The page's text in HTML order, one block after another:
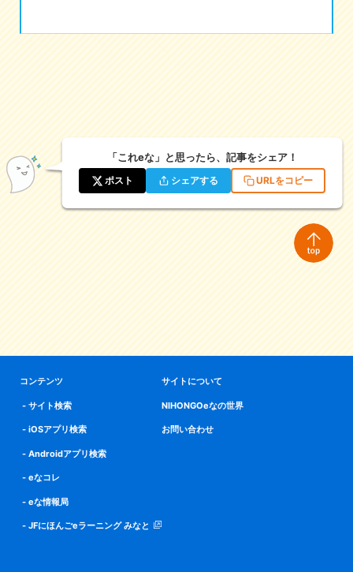
「これeな」と思ったら、記事をシェア！
ポスト シェアする URLをコピー
コンテンツ
サイト検索
iOSアプリ検索
Androidアプリ検索
eなコレ
eな情報局
JFにほんごeラーニング みなと
サイトについて
NIHONGOeなの世界
お問い合わせ